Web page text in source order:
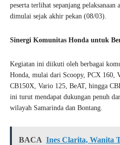
peserta terlihat sepanjang pelaksanaan
dimulai sejak akhir pekan (08/03).
Sinergi Komunitas Honda untuk
Kegiatan ini diikuti oleh berbagai
Honda, mulai dari Scoopy, PCX 160,
CB150X, Vario 125, BeAT, hingga
ini turut mendapat dukungan penuh
wilayah Samarinda dan Bontang.
BACA Ines Clarita, Wanita